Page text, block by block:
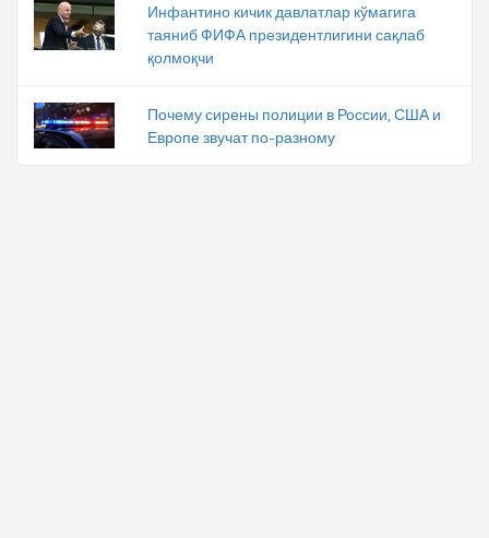
Инфантино кичик давлатлар кўмагига
таяниб ФИФА президентлигини сақлаб
қолмоқчи
Почему сирены полиции в России, США и
Европе звучат по-разному